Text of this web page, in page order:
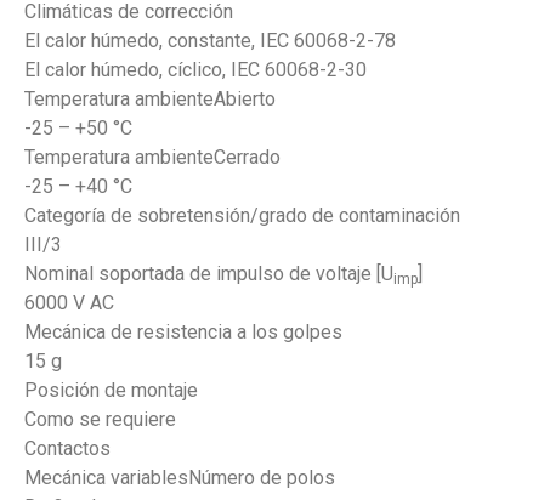
Climáticas de corrección
El calor húmedo, constante, IEC 60068-2-78
El calor húmedo, cíclico, IEC 60068-2-30
Temperatura ambienteAbierto
-25 – +50 °C
Temperatura ambienteCerrado
-25 – +40 °C
Categoría de sobretensión/grado de contaminación
III/3
Nominal soportada de impulso de voltaje [Uimp
6000 V AC
Mecánica de resistencia a los golpes
15 g
Posición de montaje
Como se requiere
Contactos
Mecánica variablesNúmero de polos